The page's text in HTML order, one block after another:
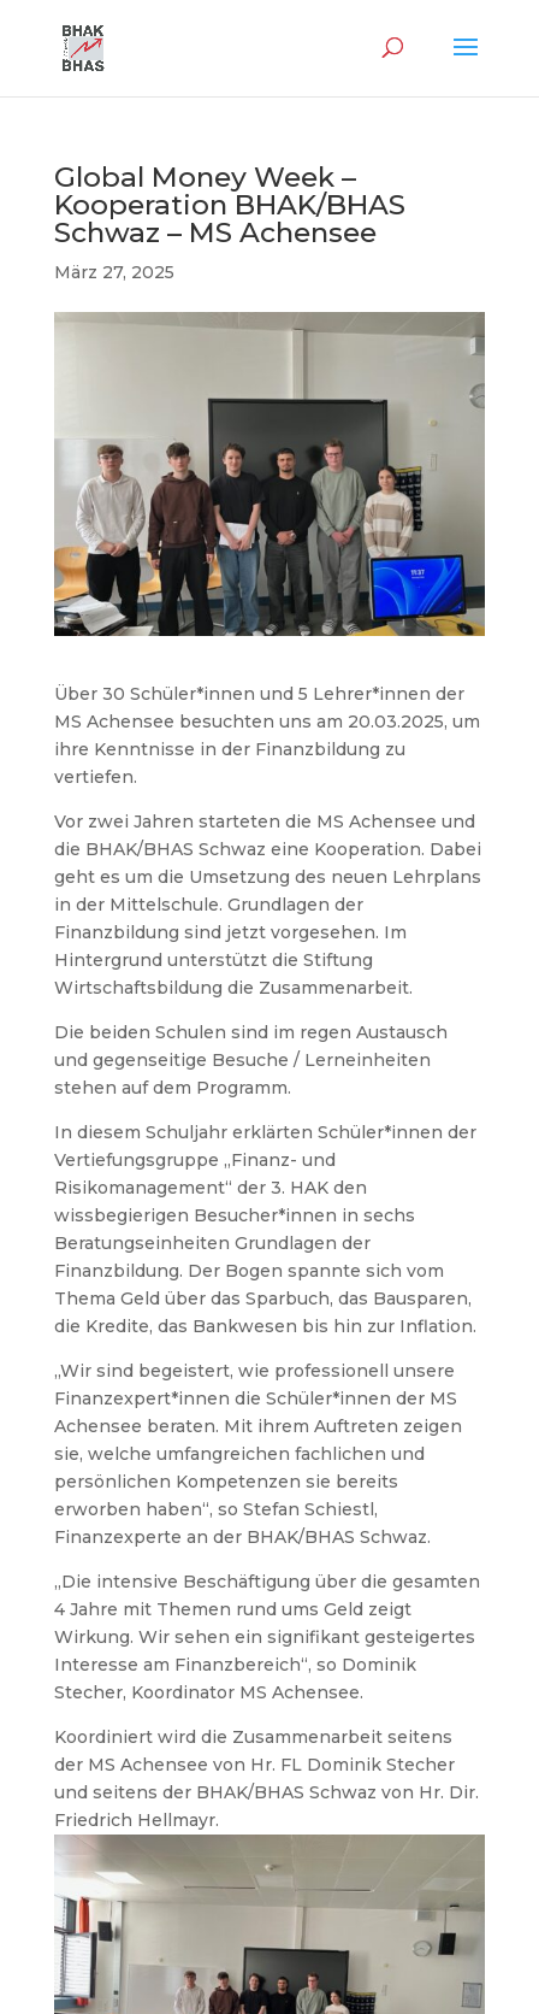
Global Money Week –
Kooperation BHAK/BHAS
Schwaz – MS Achensee
März 27, 2025
Über 30 Schüler*innen und 5 Lehrer*innen der
MS Achensee besuchten uns am 20.03.2025, um
ihre Kenntnisse in der Finanzbildung zu
vertiefen.
Vor zwei Jahren starteten die MS Achensee und
die BHAK/BHAS Schwaz eine Kooperation. Dabei
geht es um die Umsetzung des neuen Lehrplans
in der Mittelschule. Grundlagen der
Finanzbildung sind jetzt vorgesehen. Im
Hintergrund unterstützt die Stiftung
Wirtschaftsbildung die Zusammenarbeit.
Die beiden Schulen sind im regen Austausch
und gegenseitige Besuche / Lerneinheiten
stehen auf dem Programm.
In diesem Schuljahr erklärten Schüler*innen der
Vertiefungsgruppe „Finanz- und
Risikomanagement“ der 3. HAK den
wissbegierigen Besucher*innen in sechs
Beratungseinheiten Grundlagen der
Finanzbildung. Der Bogen spannte sich vom
Thema Geld über das Sparbuch, das Bausparen,
die Kredite, das Bankwesen bis hin zur Inflation.
„Wir sind begeistert, wie professionell unsere
Finanzexpert*innen die Schüler*innen der MS
Achensee beraten. Mit ihrem Auftreten zeigen
sie, welche umfangreichen fachlichen und
persönlichen Kompetenzen sie bereits
erworben haben“, so Stefan Schiestl,
Finanzexperte an der BHAK/BHAS Schwaz.
„Die intensive Beschäftigung über die gesamten
4 Jahre mit Themen rund ums Geld zeigt
Wirkung. Wir sehen ein signifikant gesteigertes
Interesse am Finanzbereich“, so Dominik
Stecher, Koordinator MS Achensee.
Koordiniert wird die Zusammenarbeit seitens
der MS Achensee von Hr. FL Dominik Stecher
und seitens der BHAK/BHAS Schwaz von Hr. Dir.
Friedrich Hellmayr.